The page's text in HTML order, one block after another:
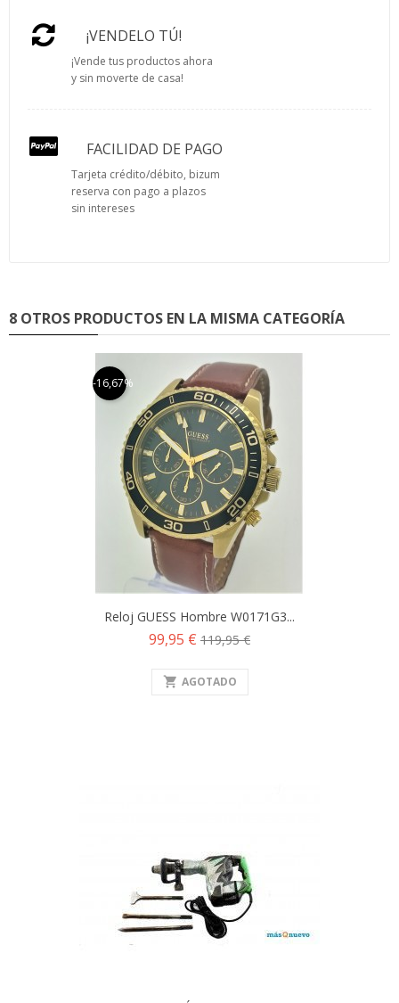
¡VENDELO TÚ!
¡Vende tus productos ahora
y sin moverte de casa!
FACILIDAD DE PAGO
Tarjeta crédito/débito, bizum
reserva con pago a plazos
sin intereses
8 OTROS PRODUCTOS EN LA MISMA CATEGORÍA
-16,67%
Reloj GUESS Hombre W0171G3...
Precio
99,95 € Precio
119,95 €
shopping_cart AGOTADO